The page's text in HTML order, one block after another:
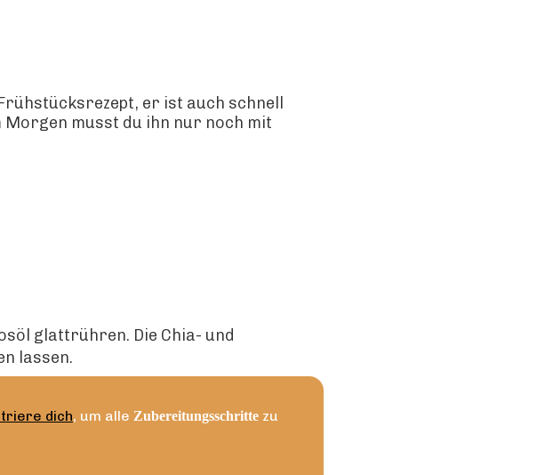
er ist auch schnell
musst du ihn nur noch mit
glattrühren. Die Chia- und
lassen.
dich, um alle Zubereitungsschritte zu